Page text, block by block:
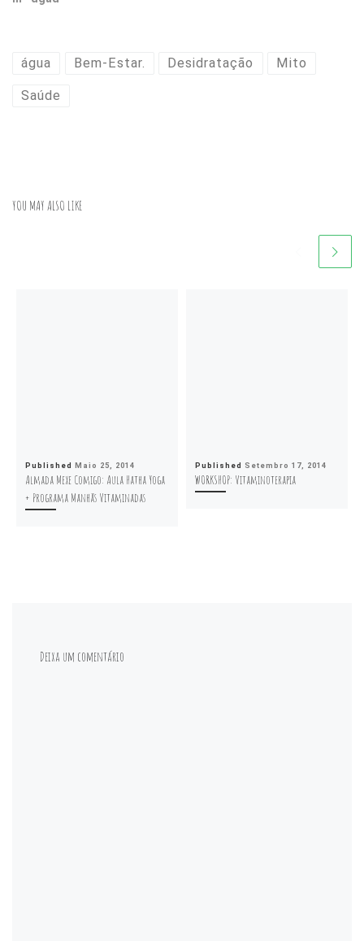
água Bem-Estar. Desidratação Mito
Saúde
YOU MAY ALSO LIKE
Published Maio 25, 2014
Almada Mexe Comigo: Aula Hatha Yoga
+ Programa Manhãs Vitaminadas
Published Setembro 17, 2014
WORKSHOP: Vitaminoterapia
Deixa um comentário